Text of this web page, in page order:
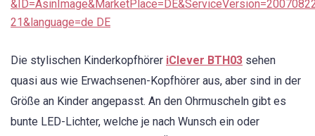
Die stylischen Kinderkopfhörer iClever BTH03 sehen
quasi aus wie Erwachsenen-Kopfhörer aus, aber sind in der
Größe an Kinder angepasst. An den Ohrmuscheln gibt es
bunte LED-Lichter, welche je nach Wunsch ein oder